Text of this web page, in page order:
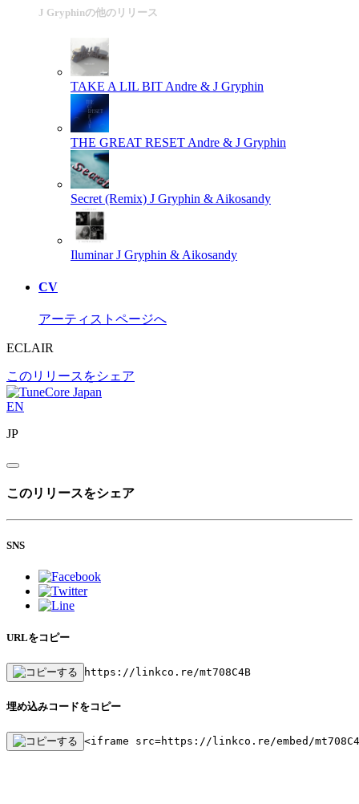
J Gryphinの他のリリース
TAKE A LIL BIT Andre & J Gryphin
THE GREAT RESET Andre & J Gryphin
Secret (Remix) J Gryphin & Aikosandy
Iluminar J Gryphin & Aikosandy
CV
アーティストページへ
ECLAIR
このリリースをシェア
EN
JP
このリリースをシェア
SNS
URLをコピー
https://linkco.re/mt708C4B
埋め込みコードをコピー
<iframe src=https://linkco.re/embed/